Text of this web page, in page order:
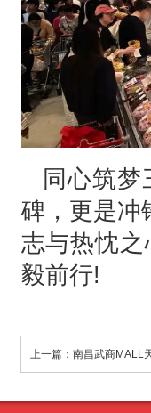
同心筑
碑，更是冲
志与热忱
毅前行!